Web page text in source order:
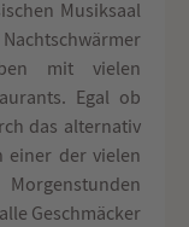
Musiksaal
mit vielen
Egal ob
das alternativ
einer der vielen
Geschmäcker